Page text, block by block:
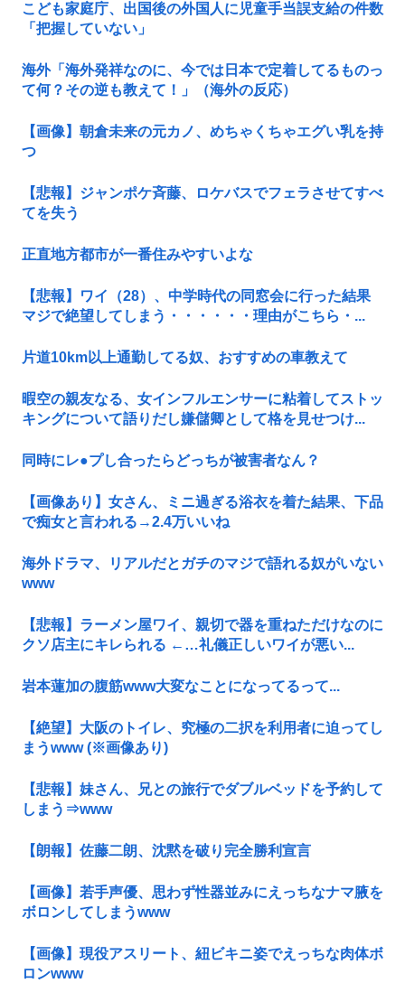
こども家庭庁、出国後の外国人に児童手当誤支給の件数
「把握していない」
海外「海外発祥なのに、今では日本で定着してるものっ
て何？その逆も教えて！」（海外の反応）
【画像】朝倉未来の元カノ、めちゃくちゃエグい乳を持
つ
【悲報】ジャンポケ斉藤、ロケバスでフェラさせてすべ
てを失う
正直地方都市が一番住みやすいよな
【悲報】ワイ（28）、中学時代の同窓会に行った結果
マジで絶望してしまう・・・・・・理由がこちら・...
片道10km以上通勤してる奴、おすすめの車教えて
暇空の親友なる、女インフルエンサーに粘着してストッ
キングについて語りだし嫌儲卿として格を見せつけ...
同時にレ●プし合ったらどっちが被害者なん？
【画像あり】女さん、ミニ過ぎる浴衣を着た結果、下品
で痴女と言われる→2.4万いいね
海外ドラマ、リアルだとガチのマジで語れる奴がいない
www
【悲報】ラーメン屋ワイ、親切で器を重ねただけなのに
クソ店主にキレられる ←…礼儀正しいワイが悪い...
岩本蓮加の腹筋www大変なことになってるって...
【絶望】大阪のトイレ、究極の二択を利用者に迫ってし
まうwww (※画像あり)
【悲報】妹さん、兄との旅行でダブルベッドを予約して
しまう⇒www
【朗報】佐藤二朗、沈黙を破り完全勝利宣言
【画像】若手声優、思わず性器並みにえっちなナマ腋を
ボロンしてしまうwww
【画像】現役アスリート、紐ビキニ姿でえっちな肉体ボ
ロンwww